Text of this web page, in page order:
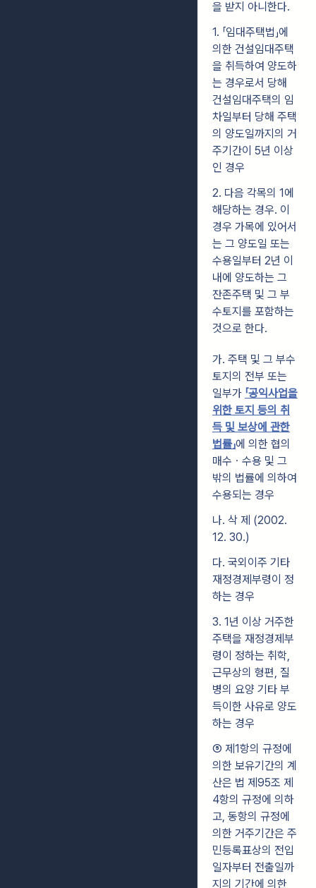
을 받지 아니한다.
1. 「임대주택법」에
의한 건설임대주택
을 취득하여 양도하
는 경우로서 당해
건설임대주택의 임
차일부터 당해 주택
의 양도일까지의 거
주기간이 5년 이상
인 경우
2. 다음 각목의 1에
해당하는 경우. 이
경우 가목에 있어서
는 그 양도일 또는
수용일부터 2년 이
내에 양도하는 그
잔존주택 및 그 부
수토지를 포함하는
것으로 한다.
가. 주택 및 그 부수
토지의 전부 또는
일부가 「공익사업을
위한 토지 등의 취
득 및 보상에 관한
법률」에 의한 협의
매수ㆍ수용 및 그
밖의 법률에 의하여
수용되는 경우
나. 삭 제 (2002.
12. 30.)
다. 국외이주 기타
재정경제부령이 정
하는 경우
3. 1년 이상 거주한
주택을 재정경제부
령이 정하는 취학,
근무상의 형편, 질
병의 요양 기타 부
득이한 사유로 양도
하는 경우
⑤ 제1항의 규정에
의한 보유기간의 계
산은 법 제95조 제
4항의 규정에 의하
고, 동항의 규정에
의한 거주기간은 주
민등록표상의 전입
일자부터 전출일까
지의 기간에 의한